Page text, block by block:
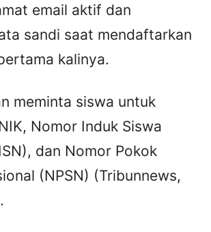
email aktif dan
sandi saat mendaftarkan
kalinya.
meminta siswa untuk
Nomor Induk Siswa
dan Nomor Pokok
(NPSN) (Tribunnews,